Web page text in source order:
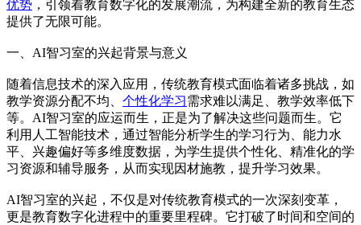
优势 ，引领着教育数字化的发展潮流，为构建全新的教育生态
提供了无限可能。
一、AI智习室的兴起背景与意义
随着信息技术的深入应用，传统教育模式面临着诸多挑战，如
教学资源分配不均、 个性化学习需求难以满足、教学效率低下
等。AI智习室的应运而生，正是为了解决这些问题而生。它
利用人工智能技术，通过智能分析学生的学习行为、能力水
平、兴趣偏好等多维度数据，为学生提供个性化、精准化的学
习资源和辅导服务，从而实现因材施教，提升学习效果。
AI智习室的兴起，不仅是对传统教育模式的一次深刻变革，
更是教育数字化进程中的重要里程碑。它打破了时间和空间的